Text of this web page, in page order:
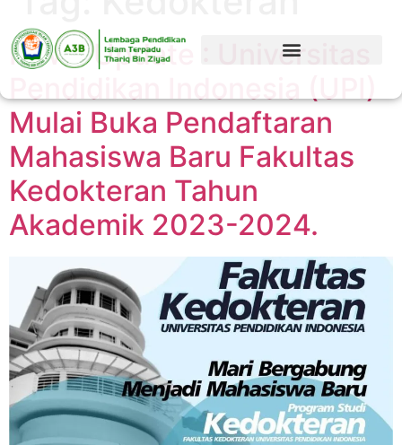
News Update : Universitas
Mulai Buka Pendaftaran
Mahasiswa Baru Fakultas
Kedokteran Tahun
Akademik 2023-2024.